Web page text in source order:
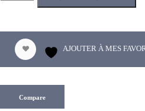
AJOUTER À MES
Compare